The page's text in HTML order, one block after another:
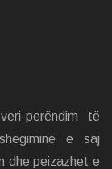
perëndim të
e saj
dhe peizazhet e